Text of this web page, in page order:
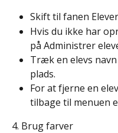
Skift til fanen
Hvis du ikke har
på Administrer
Træk en elevs
plads.
For at fjerne en
tilbage til menuen
4. Brug farver